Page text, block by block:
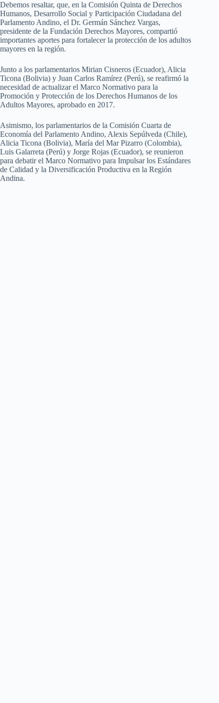
Debemos resaltar, que, en la Comisión Quinta de Derechos
Humanos, Desarrollo Social y Participación Ciudadana del
Parlamento Andino, el Dr. Germán Sánchez Vargas,
presidente de la Fundación Derechos Mayores, compartió
importantes aportes para fortalecer la protección de los adultos
mayores en la región.
Junto a los parlamentarios Mirian Cisneros (Ecuador), Alicia
Ticona (Bolivia) y Juan Carlos Ramírez (Perú), se reafirmó la
necesidad de actualizar el Marco Normativo para la
Promoción y Protección de los Derechos Humanos de los
Adultos Mayores, aprobado en 2017.
Asimismo, los parlamentarios de la Comisión Cuarta de
Economía del Parlamento Andino, Alexis Sepúlveda (Chile),
Alicia Ticona (Bolivia), María del Mar Pizarro (Colombia),
Luis Galarreta (Perú) y Jorge Rojas (Ecuador), se reunieron
para debatir el Marco Normativo para Impulsar los Estándares
de Calidad y la Diversificación Productiva en la Región
Andina.